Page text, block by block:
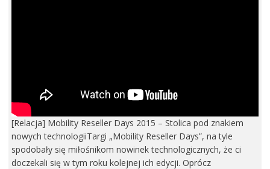
[Relacja] Mobility Reseller Days 2015 – Stolica pod znakiem
nowych technologiiTargi „Mobility Reseller Days”, na tyle
spodobały się miłośnikom nowinek technologicznych, że ci
doczekali się w tym roku kolejnej ich edycji. Oprócz